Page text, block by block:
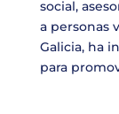
social,
a personas
Galicia, ha
para